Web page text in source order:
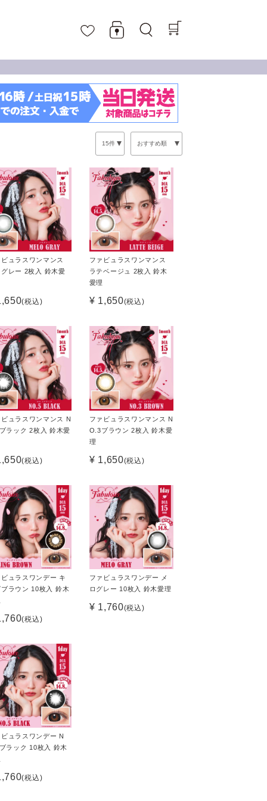
ュラスワンマンス
グレー 2枚入 鈴木愛
(税込)
ファビュラスワンマンス
ラテベージュ 2枚入 鈴木
愛理
¥ 1,650(税込)
ュラスワンマンス N
ラック 2枚入 鈴木愛
(税込)
ファビュラスワンマンス N
O.3ブラウン 2枚入 鈴木愛
理
¥ 1,650(税込)
ュラスワンデー キ
ラウン 10枚入 鈴木
(税込)
ファビュラスワンデー メ
ログレー 10枚入 鈴木愛理
¥ 1,760(税込)
ュラスワンデー N
ラック 10枚入 鈴木
(税込)